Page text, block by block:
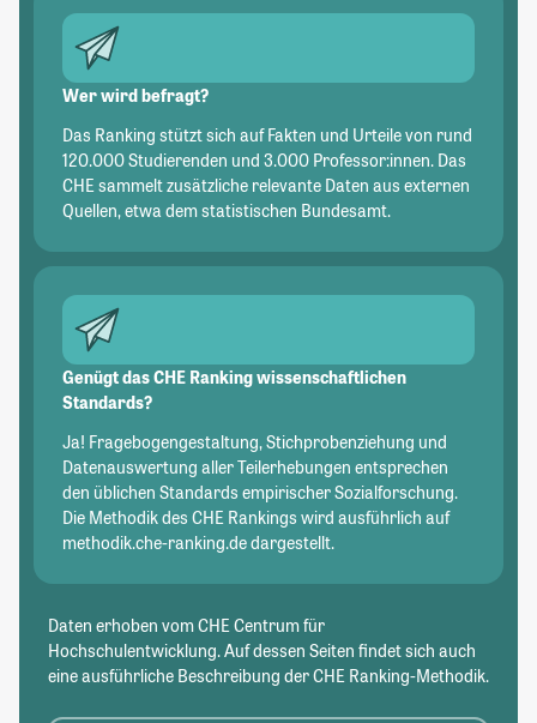
Wer wird befragt?
Das Ranking stützt sich auf Fakten und Urteile von rund
120.000 Studierenden und 3.000 Professor:innen. Das
CHE sammelt zusätzliche relevante Daten aus externen
Quellen, etwa dem statistischen Bundesamt.
Genügt das CHE Ranking wissenschaftlichen
Standards?
Ja! Fragebogengestaltung, Stichprobenziehung und
Datenauswertung aller Teilerhebungen entsprechen
den üblichen Standards empirischer Sozialforschung.
Die Methodik des CHE Rankings wird ausführlich auf
methodik.che-ranking.de dargestellt.
Daten erhoben vom CHE Centrum für
Hochschulentwicklung. Auf dessen Seiten findet sich auch
eine ausführliche Beschreibung der CHE Ranking-Methodik.